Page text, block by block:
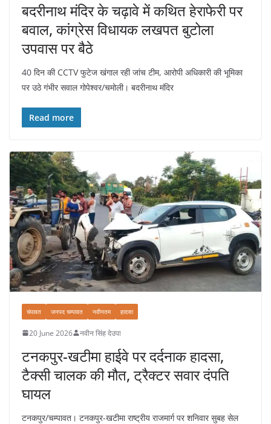
बदरीनाथ मंदिर के चढ़ावे में कथित हेराफेरी पर
बवाल, कांग्रेस विधायक लखपत बुटोला
उपवास पर बैठे
40 दिन की CCTV फुटेज खंगाल रही जांच टीम, आरोपी अधिकारी की भूमिका
पर उठे गंभीर सवाल गोपेश्वर/चमोली। बदरीनाथ मंदिर
Read more
चंपावत जनपद चम्पावत नवीनतम हादसा
20 June 2026 नवीन सिंह देउपा
टनकपुर-खटीमा हाईवे पर दर्दनाक हादसा,
टैक्सी चालक की मौत, ट्रैक्टर सवार दंपति
घायल
टनकपुर/चम्पावत। टनकपुर-खटीमा राष्ट्रीय राजमार्ग पर शनिवार सुबह सेल